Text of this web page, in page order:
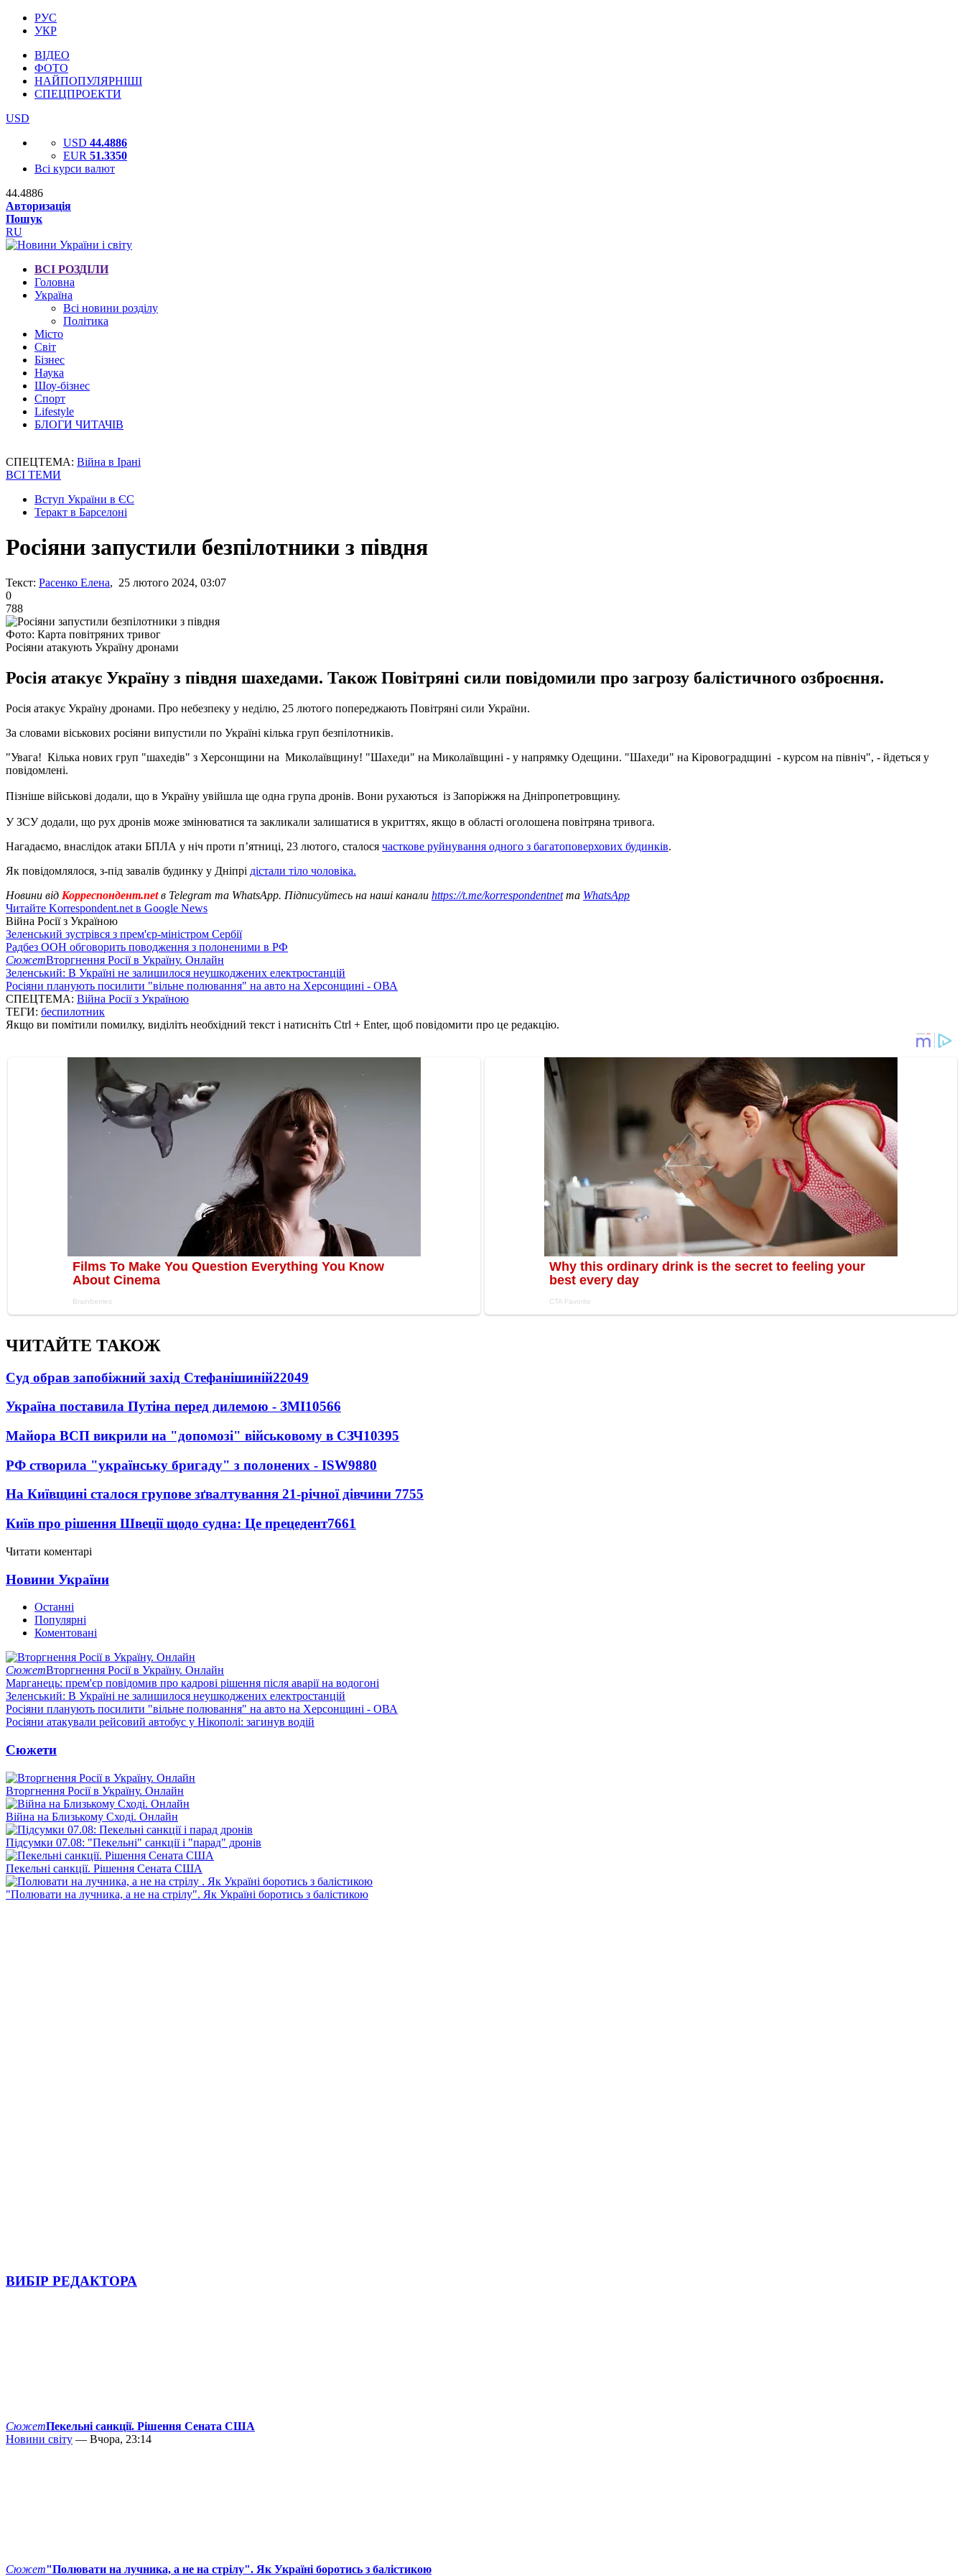
РУС
УКР
ВІДЕО
ФОТО
НАЙПОПУЛЯРНІШІ
СПЕЦПРОЕКТИ
USD
USD 44.4886
EUR 51.3350
Всі курси валют
44.4886
Авторизація
Пошук
RU
ВСІ РОЗДІЛИ
Головна
Україна
Всі новини розділу
Політика
Місто
Світ
Бізнес
Наука
Шоу-бізнес
Спорт
Lifestyle
БЛОГИ ЧИТАЧІВ
СПЕЦТЕМА: Війна в Ірані
ВСІ ТЕМИ
Вступ України в ЄС
Теракт в Барселоні
Росіяни запустили безпілотники з півдня
Текст: Расенко Елена, 25 лютого 2024, 03:07
0
788
Фото: Карта повітряних тривог
Росіяни атакують Україну дронами
Росія атакує Україну з півдня шахедами. Також Повітряні сили повідомили про загрозу балістичного озброєння.
Росія атакує Україну дронами. Про небезпеку у неділю, 25 лютого попереджають Повітряні сили України.
За словами віськових росіяни випустили по Україні кілька груп безпілотників.
"Увага! Кілька нових груп "шахедів" з Херсонщини на Миколаївщину! "Шахеди" на Миколаївщині - у напрямку Одещини. "Шахеди" на Кіровоградщині - курсом на північ", - йдеться у
повідомлені.
Пізніше військові додали, що в Україну увійшла ще одна група дронів. Вони рухаються із Запоріжжя на Дніпропетровщину.
У ЗСУ додали, що рух дронів може змінюватися та закликали залишатися в укриттях, якщо в області оголошена повітряна тривога.
Нагадаємо, внаслідок атаки БПЛА у ніч проти п’ятниці, 23 лютого, сталося часткове руйнування одного з багатоповерхових будинків.
Як повідомлялося, з-під завалів будинку у Дніпрі дістали тіло чоловіка.
Новини від Корреспондент.netв Telegram та WhatsApp. Підписуйтесь на наші канали https://t.me/korrespondentnetта WhatsApp
Читайте Korrespondent.net в Google News
Війна Росії з Україною
Зеленський зустрівся з прем'єр-міністром Сербії
Радбез ООН обговорить поводження з полоненими в РФ
СюжетВторгнення Росії в Україну. Онлайн
Зеленський: В Україні не залишилося неушкоджених електростанцій
Росіяни планують посилити "вільне полювання" на авто на Херсонщині - ОВА
СПЕЦТЕМА: Війна Росії з Україною
ТЕГИ: беспилотник
Якщо ви помітили помилку, виділіть необхідний текст і натисніть Ctrl + Enter, щоб повідомити про це редакцію.
ЧИТАЙТЕ ТАКОЖ
Суд обрав запобіжний захід Стефанішиній22049
Україна поставила Путіна перед дилемою - ЗМІ10566
Майора ВСП викрили на "допомозі" військовому в СЗЧ10395
РФ створила "українську бригаду" з полонених - ISW9880
На Київщині сталося групове зґвалтування 21-річної дівчини 7755
Київ про рішення Швеції щодо судна: Це прецедент7661
Читати коментарі
Новини України
Останні
Популярні
Коментовані
СюжетВторгнення Росії в Україну. Онлайн
Марганець: прем'єр повідомив про кадрові рішення після аварії на водогоні
Зеленський: В Україні не залишилося неушкоджених електростанцій
Росіяни планують посилити "вільне полювання" на авто на Херсонщині - ОВА
Росіяни атакували рейсовий автобус у Нікополі: загинув водій
Сюжети
Вторгнення Росії в Україну. Онлайн
Війна на Близькому Сході. Онлайн
Підсумки 07.08: "Пекельні" санкції і "парад" дронів
Пекельні санкції. Рішення Сената США
"Полювати на лучника, а не на стрілу". Як Україні боротись з балістикою
ВИБІР РЕДАКТОРА
СюжетПекельні санкції. Рішення Сената США
Новини світу — Вчора, 23:14
Сюжет"Полювати на лучника, а не на стрілу". Як Україні боротись з балістикою